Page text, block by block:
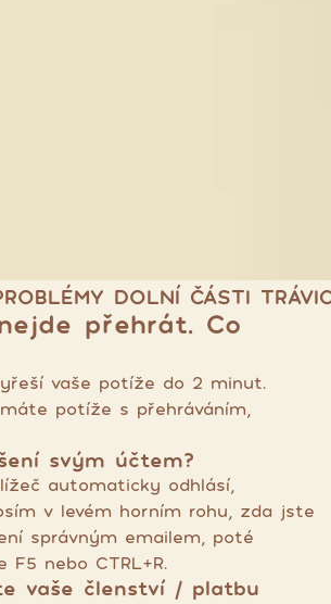
DOLNÍ ČÁSTI
přehrát. Co
vaše potíže do 2 minut.
potíže s přehráváním,
svým účtem?
automaticky odhlásí,
v levém horním rohu, zda jste
správným emailem, poté
F5 nebo CTRL+R.
vaše členství / platbu